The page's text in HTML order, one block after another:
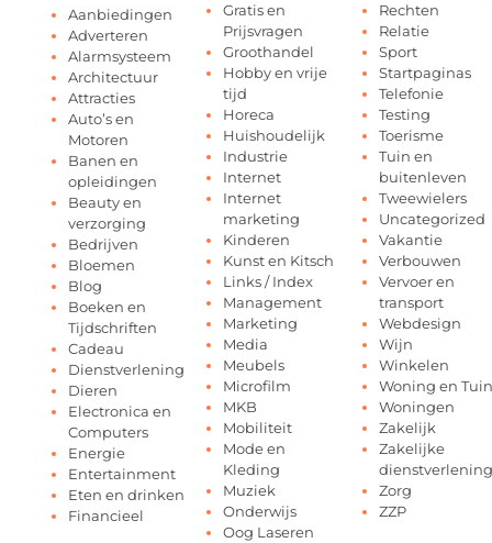
Aanbiedingen
Adverteren
Alarmsysteem
Architectuur
Attracties
Auto’s en
Motoren
Banen en
opleidingen
Beauty en
verzorging
Bedrijven
Bloemen
Blog
Boeken en
Tijdschriften
Cadeau
Dienstverlening
Dieren
Electronica en
Computers
Energie
Entertainment
Eten en drinken
Financieel
Gratis en
Prijsvragen
Groothandel
Hobby en vrije
tijd
Horeca
Huishoudelijk
Industrie
Internet
Internet
marketing
Kinderen
Kunst en Kitsch
Links / Index
Management
Marketing
Media
Meubels
Microfilm
MKB
Mobiliteit
Mode en
Kleding
Muziek
Onderwijs
Oog Laseren
Rechten
Relatie
Sport
Startpaginas
Telefonie
Testing
Toerisme
Tuin en
buitenleven
Tweewielers
Uncategorized
Vakantie
Verbouwen
Vervoer en
transport
Webdesign
Wijn
Winkelen
Woning en Tuin
Woningen
Zakelijk
Zakelijke
dienstverlening
Zorg
ZZP